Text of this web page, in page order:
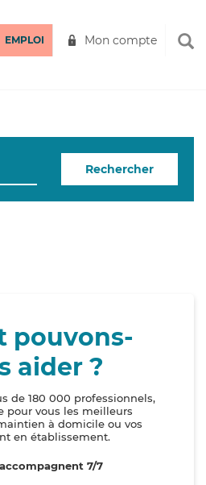
EMPLOI Mon compte
Rechercher
pouvons-
aider ?
de 180 000 professionnels,
pour vous les meilleurs
à domicile ou vos
en établissement.
7/7